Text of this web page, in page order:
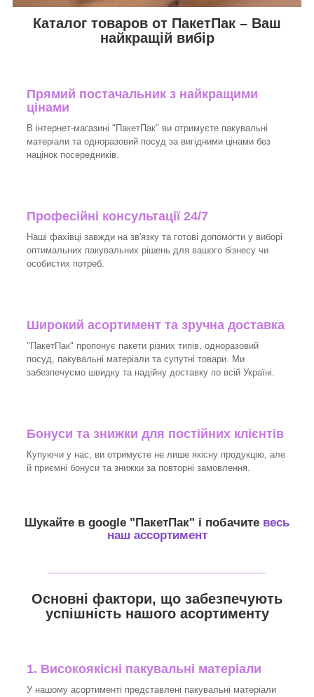
Каталог товаров от ПакетПак – Ваш
найкращій вибір
Прямий постачальник з найкращими
цінами
В інтернет-магазині "ПакетПак" ви отримуєте пакувальні
матеріали та одноразовий посуд за вигідними цінами без
націнок посередників.
Професійні консультації 24/7
Наші фахівці завжди на зв'язку та готові допомогти у виборі
оптимальних пакувальних рішень для вашого бізнесу чи
особистих потреб.
Широкий асортимент та зручна доставка
"ПакетПак" пропонує пакети різних типів, одноразовий
посуд, пакувальні матеріали та супутні товари. Ми
забезпечуємо швидку та надійну доставку по всій Україні.
Бонуси та знижки для постійних клієнтів
Купуючи у нас, ви отримуєте не лише якісну продукцію, але
й приємні бонуси та знижки за повторні замовлення.
Шукайте в google "ПакетПак" і побачите весь
наш ассортимент
Основні фактори, що забезпечують
успішність нашого асортименту
1. Високоякісні пакувальні матеріали
У нашому асортименті представлені пакувальні матеріали